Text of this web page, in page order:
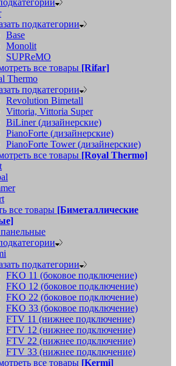
подкатегории
Base
Monolit
SUPReMO
все товары [Rifar]
Thermo
подкатегории
Revolution Bimetall
Vittoria, Vittoria Super
BiLiner (дизайнерские)
PianoForte (дизайнерские)
PianoForte Tower (дизайнерские)
все товары [Royal Thermo]
все товары [Биметаллические
подкатегории
FKO 11 (боковое подключение)
FKO 12 (боковое подключение)
FKO 22 (боковое подключение)
FKO 33 (боковое подключение)
FTV 11 (нижнее подключение)
FTV 12 (нижнее подключение)
FTV 22 (нижнее подключение)
FTV 33 (нижнее подключение)
все товары [Kermi]